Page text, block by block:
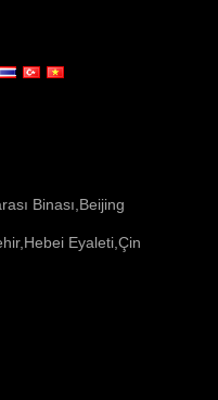
Binası,Beijing
Eyaleti,Çin